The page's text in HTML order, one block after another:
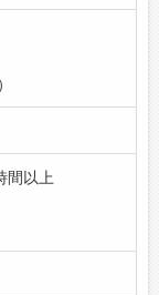
ームな職場にな
薬局です。
最新の機械導
ウト変更などを
間以上